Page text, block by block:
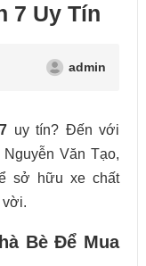
7 Uy Tín
admin
uy tín? Đến với
Văn Tạo,
sở hữu xe chất
vời.
Bè Để Mua